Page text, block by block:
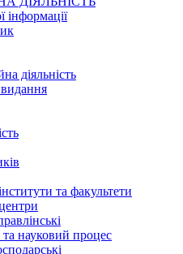
інформації
діяльність
видання
та факультети
науковий процес